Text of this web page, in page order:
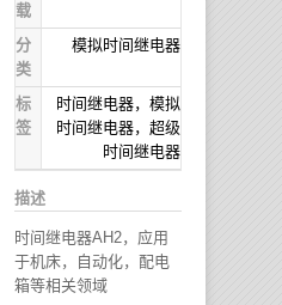
载
分
类
模拟时间继电器
标
签
时间继电器，模拟
时间继电器，超级
时间继电器
描述
时间继电器AH2，应用
于机床，自动化，配电
箱等相关领域